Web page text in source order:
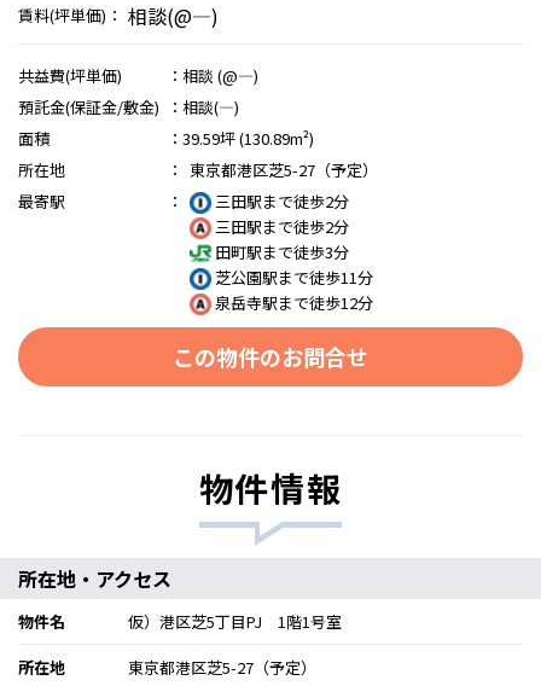
賃料(坪単価)： 相談(@―)
共益費(坪単価) ： 相談 (@―)
預託金(保証金/敷金)
： 相談(―)
面積
： 39.59坪 (130.89m²)
所在地
：
東京都港区芝5-27（予定）
最寄駅
：
三田駅まで徒歩2分
三田駅まで徒歩2分
田町駅まで徒歩3分
芝公園駅まで徒歩11分
泉岳寺駅まで徒歩12分
この物件のお問合せ
物件情報
所在地・アクセス
物件名
仮）港区芝5丁目PJ 1階1号室
所在地
東京都港区芝5-27（予定）